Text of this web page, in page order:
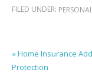
FILED UNDER:
« Home Insurance
Protection